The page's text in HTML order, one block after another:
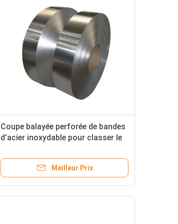
Coupe balayée perforée de bandes
d'acier inoxydable pour classer le
Meilleur Prix